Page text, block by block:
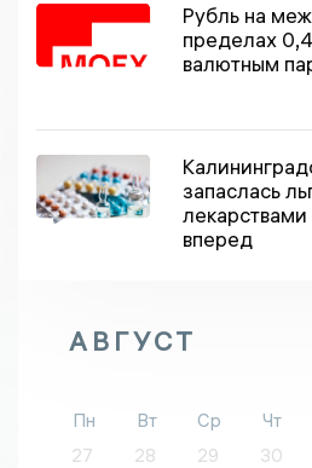
Рубль на
пределах
валютным
запаслась
вперед
АВГУСТ
Пн Вт Ср Чт
27
28 29 30